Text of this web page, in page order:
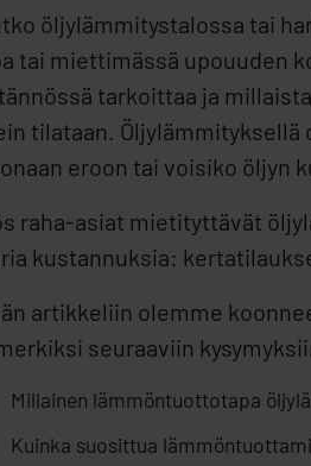
öljylämmitystalossa tai
tai miettimässä upouuden
tarkoittaa ja
tilataan.
eroon tai voisiko öljyn
raha-asiat mietityttävät
kustannuksia:
artikkeliin olemme
seuraaviin
Millainen lämmöntuottotapa
Kuinka suosittua